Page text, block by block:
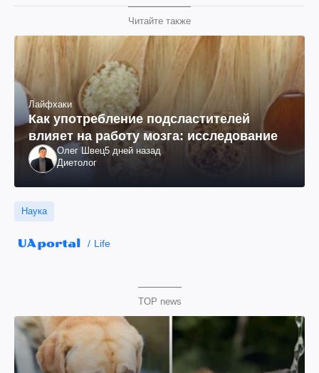
Читайте также
Лайфхаки
Как употребление подсластителей
влияет на работу мозга: исследование
Олег Швец5 дней назад
Диетолог
Наука
Life
TOP news